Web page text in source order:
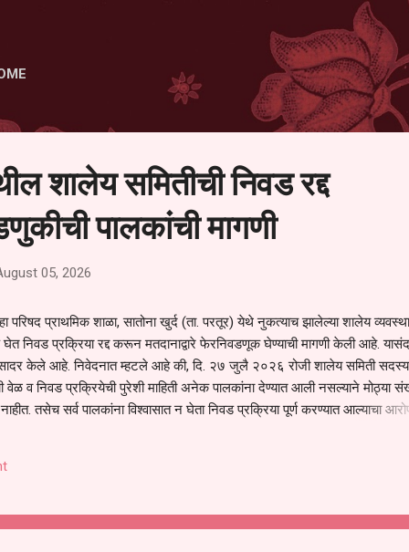
शालेय समितीची निवड रद्द
पालकांची मागणी
05, 2026
परिषद प्राथमिक शाळा, सातोना खुर्द (ता. परतूर) येथे नुकत्याच झालेल्या शालेय
घेत निवड प्रक्रिया रद्द करून मतदानाद्वारे फेरनिवडणूक घेण्याची मागणी केली आहे.
सादर केले आहे. निवेदनात म्हटले आहे की, दि. २७ जुलै २०२६ रोजी शालेय समिती
वेळ व निवड प्रक्रियेची पुरेशी माहिती अनेक पालकांना देण्यात आली नसल्याने मोठ्या
तसेच सर्व पालकांना विश्वासात न घेता निवड प्रक्रिया पूर्ण करण्यात आल्याचा
परतूर यांनाही पाठविण्यात आल्या असून प्रशासन याबाबत काय निर्णय घेते, याकडे